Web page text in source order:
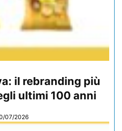
il rebranding più
ultimi 100 anni
07/2026